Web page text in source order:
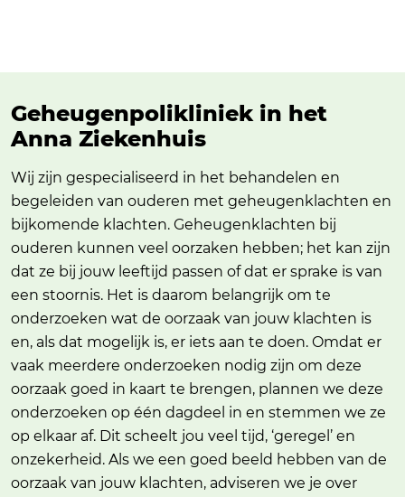
Geheugenpolikliniek in het
Anna Ziekenhuis
Wij zijn gespecialiseerd in het behandelen en
begeleiden van ouderen met geheugenklachten en
bijkomende klachten. Geheugenklachten bij
ouderen kunnen veel oorzaken hebben; het kan zijn
dat ze bij jouw leeftijd passen of dat er sprake is van
een stoornis. Het is daarom belangrijk om te
onderzoeken wat de oorzaak van jouw klachten is
en, als dat mogelijk is, er iets aan te doen. Omdat er
vaak meerdere onderzoeken nodig zijn om deze
oorzaak goed in kaart te brengen, plannen we deze
onderzoeken op één dagdeel in en stemmen we ze
op elkaar af. Dit scheelt jou veel tijd, ‘geregel’ en
onzekerheid. Als we een goed beeld hebben van de
oorzaak van jouw klachten, adviseren we je over